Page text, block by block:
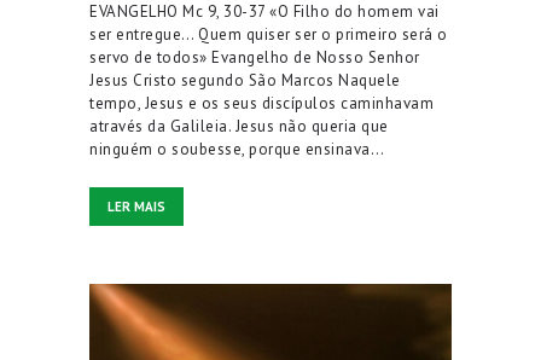
EVANGELHO Mc 9, 30-37 «O Filho do homem vai
ser entregue… Quem quiser ser o primeiro será o
servo de todos» Evangelho de Nosso Senhor
Jesus Cristo segundo São Marcos Naquele
tempo, Jesus e os seus discípulos caminhavam
através da Galileia. Jesus não queria que
ninguém o soubesse, porque ensinava…
LER MAIS